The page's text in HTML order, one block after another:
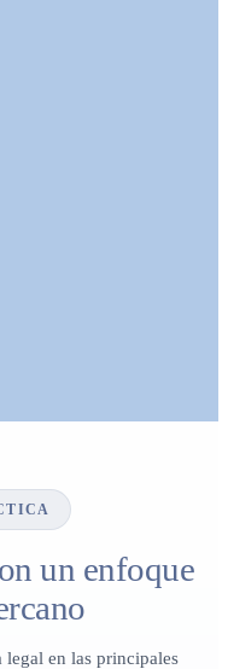
un enfoque
legal en las principales